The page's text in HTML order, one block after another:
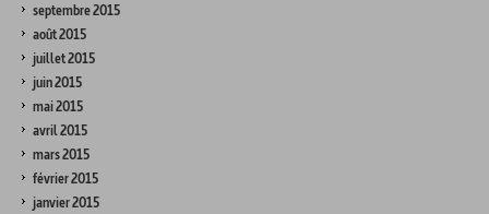
septembre 2015
août 2015
juillet 2015
juin 2015
mai 2015
avril 2015
mars 2015
février 2015
janvier 2015